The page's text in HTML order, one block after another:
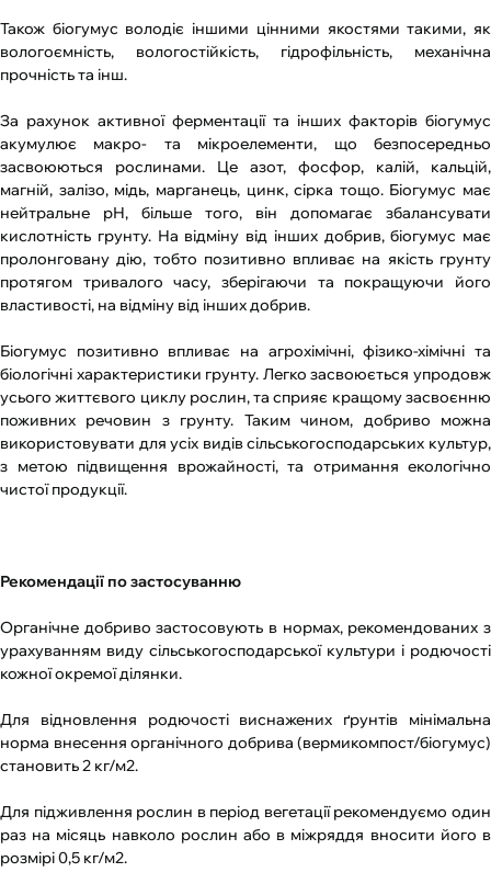
Також біогумус володіє іншими цінними якостями такими, як
вологоємність, вологостійкість, гідрофільність, механічна
прочність та інш.
За рахунок активної ферментації та інших факторів біогумус
акумулює макро- та мікроелементи, що безпосередньо
засвоюються рослинами. Це азот, фосфор, калій, кальцій,
магній, залізо, мідь, марганець, цинк, сірка тощо. Біогумус має
нейтральне рН, більше того, він допомагає збалансувати
кислотність грунту. На відміну від інших добрив, біогумус має
пролонговану дію, тобто позитивно впливає на якість грунту
протягом тривалого часу, зберігаючи та покращуючи його
властивості, на відміну від інших добрив.
Біогумус позитивно впливає на агрохімічні, фізико-хімічні та
біологічні характеристики грунту. Легко засвоюється упродовж
усього життєвого циклу рослин, та сприяє кращому засвоєнню
поживних речовин з грунту. Таким чином, добриво можна
використовувати для усіх видів сільськогосподарських культур,
з метою підвищення врожайності, та отримання екологічно
чистої продукції.
Рекомендації по застосуванню
Органічне добриво застосовують в нормах, рекомендованих з
урахуванням виду сільськогосподарської культури і родючості
кожної окремої ділянки.
Для відновлення родючості виснажених ґрунтів мінімальна
норма внесення органічного добрива (вермикомпост/біогумус)
становить 2 кг/м2.
Для підживлення рослин в період вегетації рекомендуємо один
раз на місяць навколо рослин або в міжряддя вносити його в
розмірі 0,5 кг/м2.